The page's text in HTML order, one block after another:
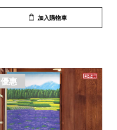
加入購物車
優惠